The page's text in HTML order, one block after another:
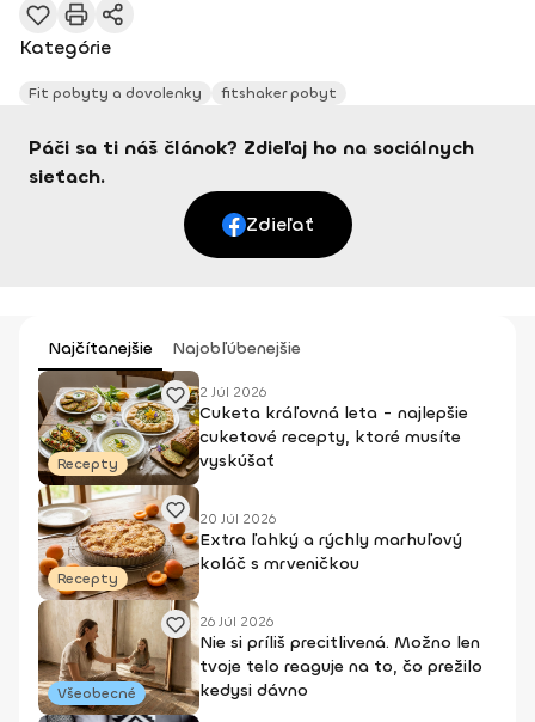
Kategórie
Fit pobyty a dovolenky fitshaker pobyt
Páči sa ti náš článok? Zdieľaj ho na sociálnych
sieťach.
Zdieľať
Najčítanejšie Najobľúbenejšie
Recepty
2 Júl 2026
Cuketa kráľovná leta - najlepšie
cuketové recepty, ktoré musíte
vyskúšať
Recepty
20 Júl 2026
Extra ľahký a rýchly marhuľový
koláč s mrveničkou
Všeobecné
26 Júl 2026
Nie si príliš precitlivená. Možno len
tvoje telo reaguje na to, čo prežilo
kedysi dávno